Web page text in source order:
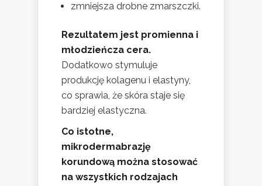
zmniejsza drobne zmarszczki.
Rezultatem jest promienna i
młodzieńcza cera.
Dodatkowo stymuluje
produkcję kolagenu i elastyny,
co sprawia, że skóra staje się
bardziej elastyczna.
Co istotne,
mikrodermabrazję
korundową można stosować
na wszystkich rodzajach